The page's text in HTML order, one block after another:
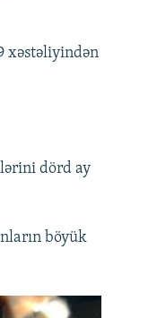
xəstəliyindən
dörd ay
böyük